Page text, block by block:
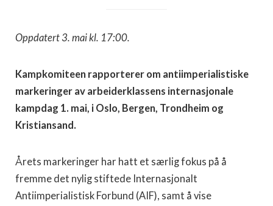
Oppdatert 3. mai kl. 17:00.
Kampkomiteen rapporterer om antiimperialistiske
markeringer av arbeiderklassens internasjonale
kampdag 1. mai, i Oslo, Bergen, Trondheim og
Kristiansand.
Årets markeringer har hatt et særlig fokus på å
fremme det nylig stiftede Internasjonalt
Antiimperialistisk Forbund (AIF), samt å vise